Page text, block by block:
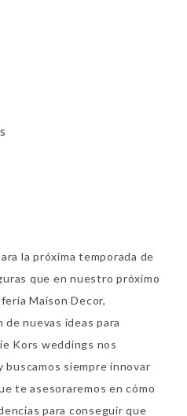
la próxima temporada de
que en nuestro próximo
Maison Decor,
nuevas ideas para
Kors weddings nos
siempre innovar
te asesoraremos en cómo
para conseguir que